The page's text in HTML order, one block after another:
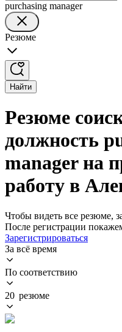
purchasing manager
Резюме
Найти
Резюме
должность
manager на
работу в
Чтобы видеть все резюме,
После регистрации
Зарегистрироваться
За всё время
По соответствию
20 резюме